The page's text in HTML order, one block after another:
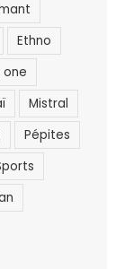
Ethno
one
Mistral
Pépites